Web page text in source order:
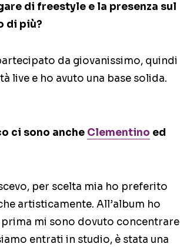
di freestyle e la presenza sul
di più?
da giovanissimo, quindi
live e ho avuto una base solida.
ci sono anche Clementino ed
per scelta mia ho preferito
artisticamente. All’album ho
mi sono dovuto concentrare
entrati in studio, è stata una